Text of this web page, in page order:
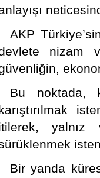
AKP
nizam
Bu noktada,
yalnız
Bir yanda